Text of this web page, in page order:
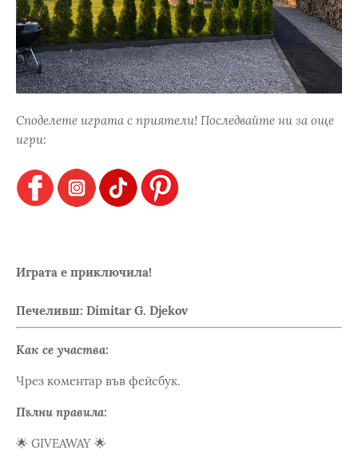
Споделете играта с приятели! Последвайте ни за още
игри:
Играта е приключила!
Печеливш: Dimitar G. Djekov
Как се участва:
Чрез коментар във фейсбук.
Пълни правила:
🌟 GIVEAWAY 🌟